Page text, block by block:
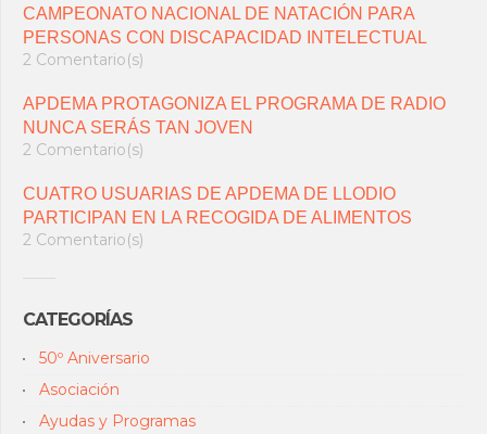
CAMPEONATO NACIONAL DE NATACIÓN PARA
PERSONAS CON DISCAPACIDAD INTELECTUAL
2 Comentario(s)
APDEMA PROTAGONIZA EL PROGRAMA DE RADIO
NUNCA SERÁS TAN JOVEN
2 Comentario(s)
CUATRO USUARIAS DE APDEMA DE LLODIO
PARTICIPAN EN LA RECOGIDA DE ALIMENTOS
2 Comentario(s)
CATEGORÍAS
50º Aniversario
Asociación
Ayudas y Programas